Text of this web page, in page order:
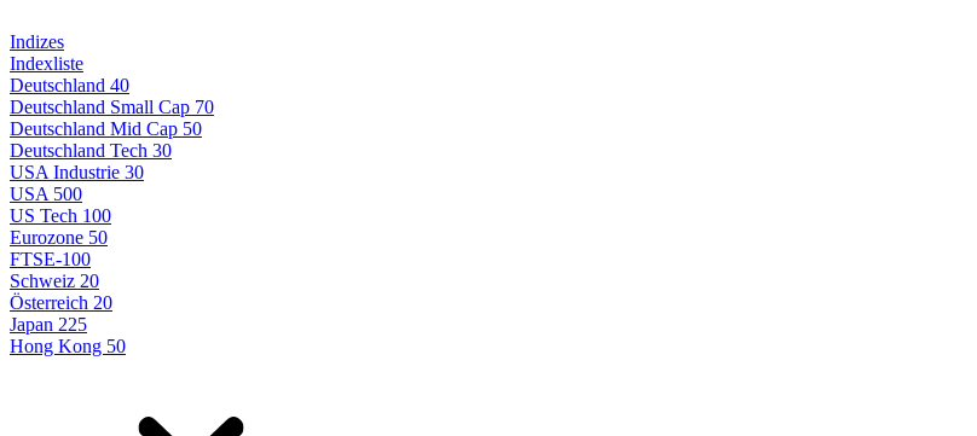
Indizes
Indexliste
Deutschland 40
Deutschland Small Cap 70
Deutschland Mid Cap 50
Deutschland Tech 30
USA Industrie 30
USA 500
US Tech 100
Eurozone 50
FTSE-100
Schweiz 20
Österreich 20
Japan 225
Hong Kong 50